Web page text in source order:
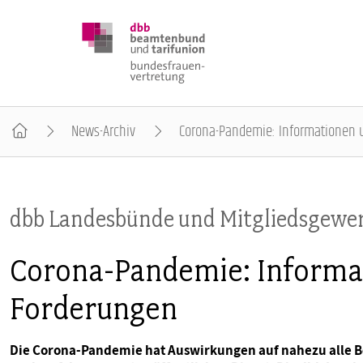
BUNDESTAGSWAHL 2025
POSITIONEN
SCHWERPUNKTTHEMEN
News-Archiv Corona-Pandemie:
dbb Landesbünde und
Corona-Pandemie:
Forderungen
Die Corona-Pandemie hat Auswirkungen auf nahezu